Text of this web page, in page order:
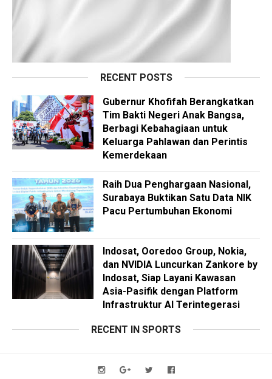
RECENT POSTS
Gubernur Khofifah Berangkatkan
Tim Bakti Negeri Anak Bangsa,
Berbagi Kebahagiaan untuk
Keluarga Pahlawan dan Perintis
Kemerdekaan
Raih Dua Penghargaan Nasional,
Surabaya Buktikan Satu Data NIK
Pacu Pertumbuhan Ekonomi
Indosat, Ooredoo Group, Nokia,
dan NVIDIA Luncurkan Zankore by
Indosat, Siap Layani Kawasan
Asia-Pasifik dengan Platform
Infrastruktur AI Terintegerasi
RECENT IN SPORTS